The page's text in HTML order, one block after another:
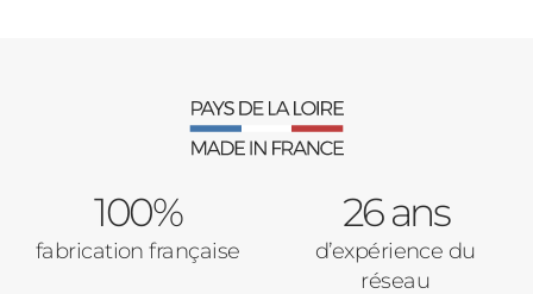
100%
fabrication française
26 ans
d’expérience du
réseau